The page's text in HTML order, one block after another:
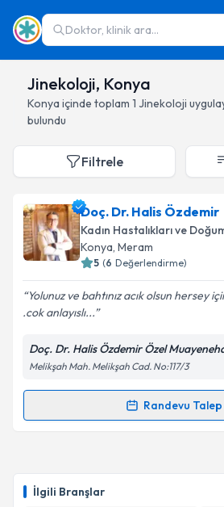
Doktor, klinik ara...
Jinekoloji, Konya
Konya içinde toplam 1 Jinekoloji
bulundu
İlgili Branşlar
Filtrele
Doç. Dr. Halis Özdemir
Kadın Hastalıkları ve
Konya, Meram
5 (6 Değerlendirme)
Yolunuz ve bahtınız acık olsun hersey
.cok anlayıslı...
Doç. Dr. Halis Özdemir Özel
Melikşah Mah. Melikşah Cad. No:117/3
Randevu Talep
Randevu Takvimi Talebi
takvim hazırlandığında e-posta